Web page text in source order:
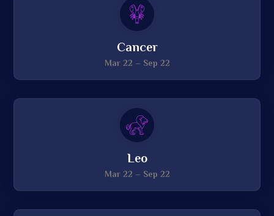
Cancer
Mar 22 – Sep 22
Leo
Mar 22 – Sep 22